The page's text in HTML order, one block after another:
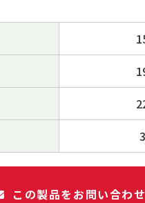
この製品をお問い合わせ